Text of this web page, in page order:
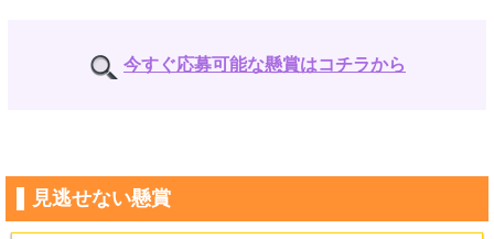
今すぐ応募可能な懸賞はコチラから
見逃せない懸賞